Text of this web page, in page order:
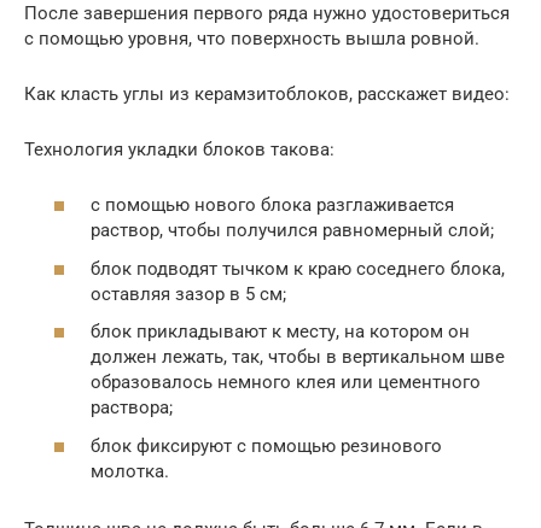
После завершения первого ряда нужно удостовериться
с помощью уровня, что поверхность вышла ровной.
Как класть углы из керамзитоблоков, расскажет видео:
Технология укладки блоков такова:
с помощью нового блока разглаживается
раствор, чтобы получился равномерный слой;
блок подводят тычком к краю соседнего блока,
оставляя зазор в 5 см;
блок прикладывают к месту, на котором он
должен лежать, так, чтобы в вертикальном шве
образовалось немного клея или цементного
раствора;
блок фиксируют с помощью резинового
молотка.